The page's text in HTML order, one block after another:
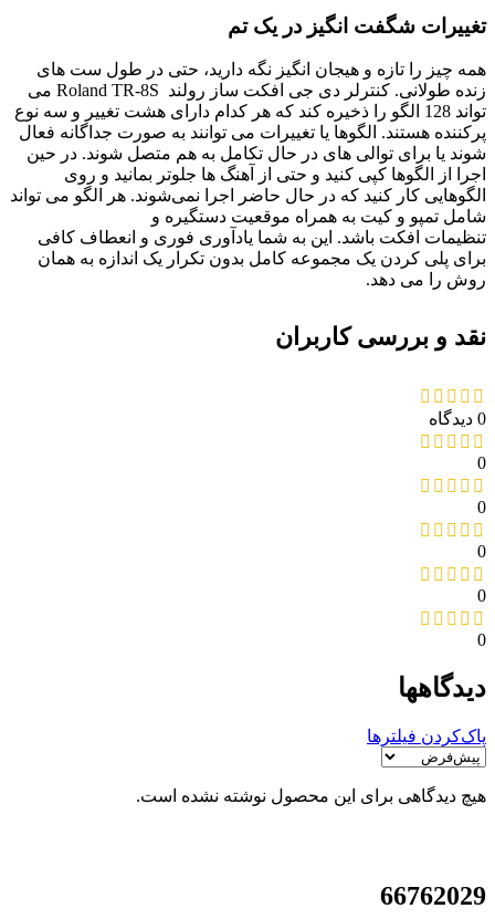
تغییرات شگفت انگیز در یک تم
همه چیز را تازه و هیجان انگیز نگه دارید، حتی در طول ست های
زنده طولانی. کنترلر دی جی افکت ساز رولند Roland TR-8S می
تواند 128 الگو را ذخیره کند که هر کدام دارای هشت تغییر و سه نوع
پرکننده هستند. الگوها یا تغییرات می توانند به صورت جداگانه فعال
شوند یا برای توالی های در حال تکامل به هم متصل شوند. در حین
اجرا از الگوها کپی کنید و حتی از آهنگ ‌ها جلوتر بمانید و روی
الگوهایی کار کنید که در حال حاضر اجرا نمی‌شوند. هر الگو می تواند
شامل تمپو و کیت به همراه موقعیت دستگیره و
تنظیمات افکت باشد. این به شما یادآوری فوری و انعطاف کافی
برای پلی کردن یک مجموعه کامل بدون تکرار یک اندازه به همان
روش را می دهد.
نقد و بررسی کاربران
0 دیدگاه
0
0
0
0
0
دیدگاهها
پاک‌کردن فیلترها
هیچ دیدگاهی برای این محصول نوشته نشده است.
66762029